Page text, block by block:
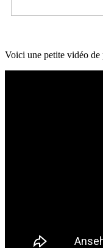
Voici une petite vidéo de